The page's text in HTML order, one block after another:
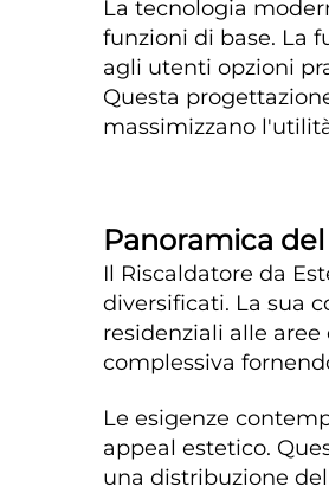
La tecnologia
funzioni di base. La
agli utenti opzioni
Questa
massimizzano
Panoramica
Il Riscaldatore da
diversificati. La sua
residenziali alle
complessiva
Le esigenze
appeal estetico.
una distribuzione